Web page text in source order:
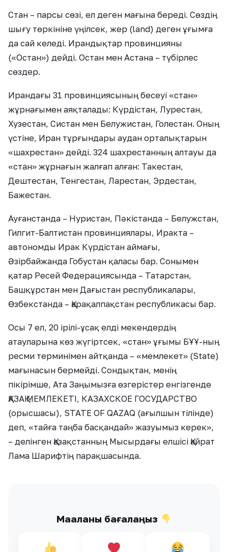
Стан – парсы сөзі, ел деген мағына береді. Сөздің
шығу төркініне үңілсек, жер (land) деген ұғымға
да сай келеді. Ирандықтар провинцияны
(«Остан») дейді. Остан мен Астана – түбірлес
сөздер.
Ирандағы 31 провинциясының бесеуі «стан»
жұрнағымен аяқталады: Күрдістан, Лурестан,
Хузестан, Систан мен Белужистан, Голестан. Оның
үстіне, Иран тұрғындары аудан орталықтарын
«шахрестан» дейді. 324 шахрестанның алтауы да
«стан» жұрнағын жалғап алған: Такестан,
Дештестан, Тенгестан, Ларестан, Эрдестан,
Бажестан.
Ауғанстанда – Нуристан, Пәкістанда – Белужстан,
Гилгит-Балтистан провинциялары, Иракта –
автономды Ирак Күрдістан аймағы,
Әзірбайжанда Гобустан қаласы бар. Сонымен
қатар Ресей Федерациясында – Татарстан,
Башқұрстан мен Дағыстан республикалары,
Өзбекстанда – Қарақалпақстан республикасы бар.
Осы 7 ел, 20 ірілі-ұсақ елді мекендердің
атауларына көз жүгіртсек, «стан» ұғымы БҰҰ-ның
ресми терминімен айтқанда – «мемлекет» (State)
мағынасын бермейді. Сондықтан, менің
пікірімше, Ата Заңымызға өзгерістер енгізгенде
ҚАЗАҚ МЕМЛЕКЕТІ, КАЗАХСКОЕ ГОСУДАРСТВО
(орысшасы), STATE OF QAZAQ (ағылшын тілінде)
деп, «тайға таңба басқандай» жазуымыз керек»,
– делінген Қазақстанның Мысырдағы елшісі Қайрат
Лама Шарифтің парақшасында.
Мақаланы бағалаңыз